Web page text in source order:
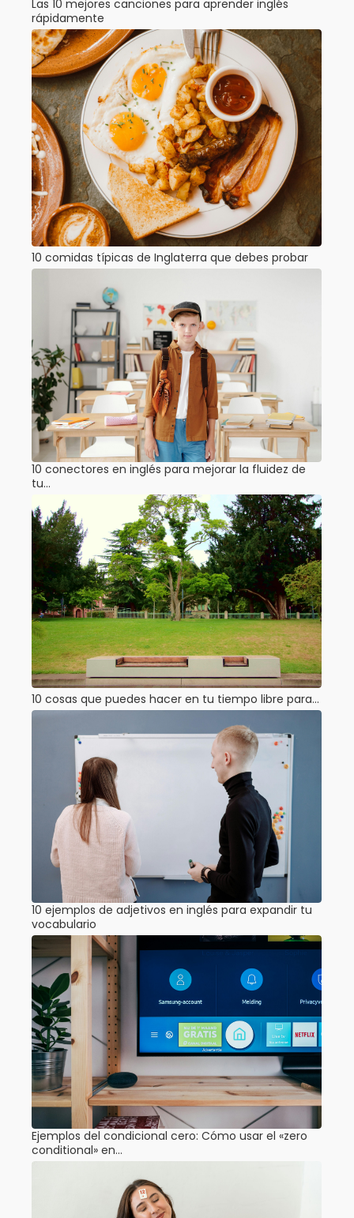
Las 10 mejores canciones para aprender inglés
rápidamente
10 comidas típicas de Inglaterra que debes probar
10 conectores en inglés para mejorar la fluidez de
tu…
10 cosas que puedes hacer en tu tiempo libre para…
10 ejemplos de adjetivos en inglés para expandir tu
vocabulario
Ejemplos del condicional cero: Cómo usar el «zero
conditional» en…